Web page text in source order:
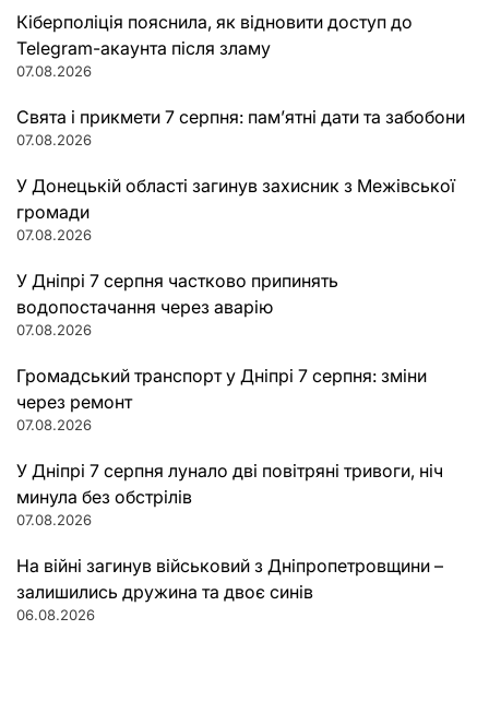
Кіберполіція пояснила, як відновити доступ до
Telegram-акаунта після зламу
07.08.2026
Свята і прикмети 7 серпня: пам’ятні дати та забобони
07.08.2026
У Донецькій області загинув захисник з Межівської
громади
07.08.2026
У Дніпрі 7 серпня частково припинять
водопостачання через аварію
07.08.2026
Громадський транспорт у Дніпрі 7 серпня: зміни
через ремонт
07.08.2026
У Дніпрі 7 серпня лунало дві повітряні тривоги, ніч
минула без обстрілів
07.08.2026
На війні загинув військовий з Дніпропетровщини –
залишились дружина та двоє синів
06.08.2026